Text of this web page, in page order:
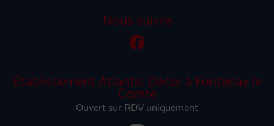
Nous suivre
Établissement Atlantic Décor à Fontenay le
Comte
Ouvert sur RDV uniquement